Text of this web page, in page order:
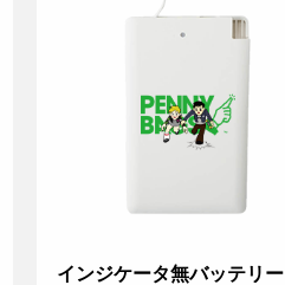
インジケータ無バッテリー